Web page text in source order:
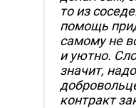
то из
помощь
самому не
и уютно.
значит,
контракт